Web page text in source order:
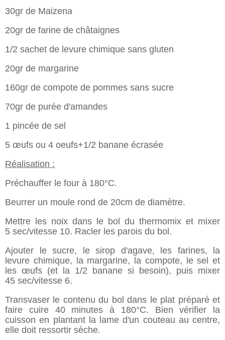
30gr de Maizena
20gr de farine de châtaignes
1/2 sachet de levure chimique sans gluten
20gr de margarine
160gr de compote de pommes sans sucre
70gr de purée d'amandes
1 pincée de sel
5 œufs ou 4 oeufs+1/2 banane écrasée
Réalisation :
Préchauffer le four à 180°C.
Beurrer un moule rond de 20cm de diamètre.
Mettre les noix dans le bol du thermomix et mixer
5 sec/vitesse 10. Racler les parois du bol.
Ajouter le sucre, le sirop d'agave, les farines, la
levure chimique, la margarine, la compote, le sel et
les œufs (et la 1/2 banane si besoin), puis mixer
45 sec/vitesse 6.
Transvaser le contenu du bol dans le plat préparé et
faire cuire 40 minutes à 180°C. Bien vérifier la
cuisson en plantant la lame d'un couteau au centre,
elle doit ressortir sèche.